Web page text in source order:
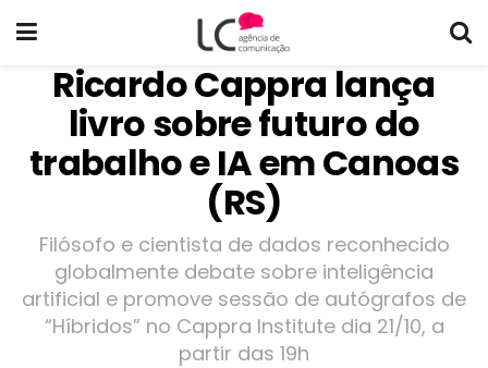
Ricardo Cappra lança
livro sobre futuro do
trabalho e IA em Canoas
(RS)
Filósofo e cientista de dados reconhecido
globalmente debate sobre inteligência
artificial e promove sessão de autógrafos de
“Híbridos” no Cappra Institute dia 21/10, a
partir das 19h